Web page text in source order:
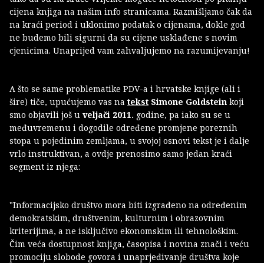
cijena knjiga na našim info stranicama. Razmišljamo čak da
na kraći period i uklonimo podatak o cijenama, dokle god
ne budemo bili sigurni da su cijene usklađene s novim
cjenicima. Unaprijed vam zahvaljujemo na razumijevanju!
A što se same problematike PDV-a i hrvatske knjige (ali i
šire) tiče, upućujemo vas na tekst Simone Goldstein koji
smo objavili još u veljači 2011. godine, pa iako su se u
međuvremenu i dogodile određene promjene poreznih
stopa u pojedinim zemljama, u svojoj osnovi tekst je i dalje
vrlo instruktivan, a ovdje prenosimo samo jedan kraći
segment iz njega:
"Informacijsko društvo mora biti izgrađeno na određenim
demokratskim, društvenim, kulturnim i obrazovnim
kriterijima, a ne isključivo ekonomskim ili tehnološkim.
Čim veća dostupnost knjiga, časopisa i novina znači i veću
promociju slobode govora i unaprjeđivanje društva koje